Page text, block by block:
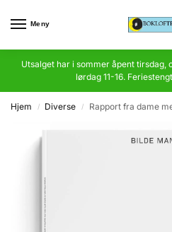
Meny
Utsalget har i sommer åpent tirsdag,
lørdag 11-16.
Hjem / Diverse / Rapport fra dame